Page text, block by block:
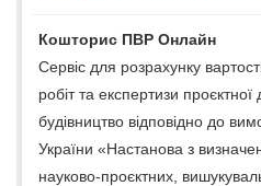
Кошторис ПВР Онлайн
Сервіс для розрахунку
робіт та експертизи проєктної
будівництво відповідно до
України «Настанова з
науково-проєктних,